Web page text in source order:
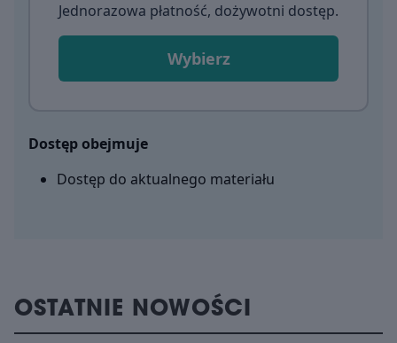
Jednorazowa płatność, dożywotni dostęp.
Wybierz
Dostęp obejmuje
Dostęp do aktualnego materiału
OSTATNIE NOWOŚCI